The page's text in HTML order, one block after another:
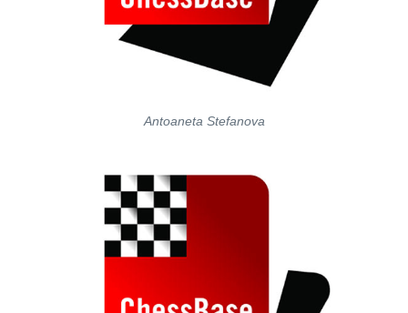
Antoaneta Stefanova